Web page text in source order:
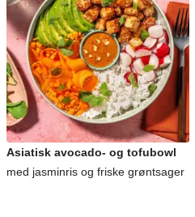
Asiatisk avocado- og tofubowl
med jasminris og friske grøntsager